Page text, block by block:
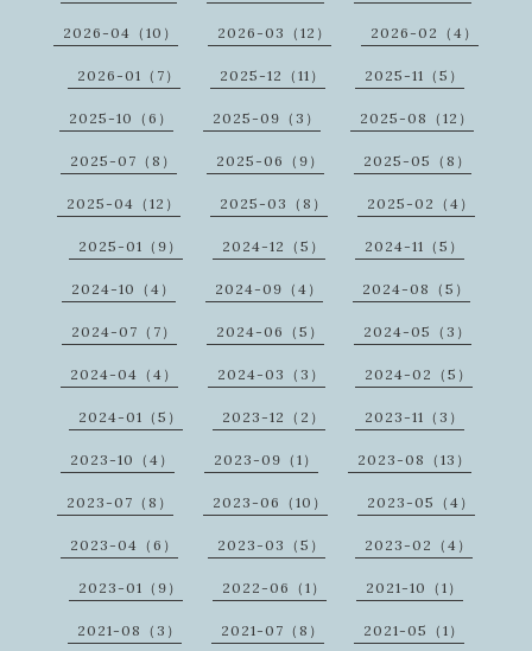
2026-04（10） 2026-03（12） 2026-02（4）
2026-01（7） 2025-12（11） 2025-11（5）
2025-10（6） 2025-09（3） 2025-08（12）
2025-07（8） 2025-06（9） 2025-05（8）
2025-04（12） 2025-03（8） 2025-02（4）
2025-01（9） 2024-12（5） 2024-11（5）
2024-10（4） 2024-09（4） 2024-08（5）
2024-07（7） 2024-06（5） 2024-05（3）
2024-04（4） 2024-03（3） 2024-02（5）
2024-01（5） 2023-12（2） 2023-11（3）
2023-10（4） 2023-09（1） 2023-08（13）
2023-07（8） 2023-06（10） 2023-05（4）
2023-04（6） 2023-03（5） 2023-02（4）
2023-01（9） 2022-06（1） 2021-10（1）
2021-08（3） 2021-07（8） 2021-05（1）